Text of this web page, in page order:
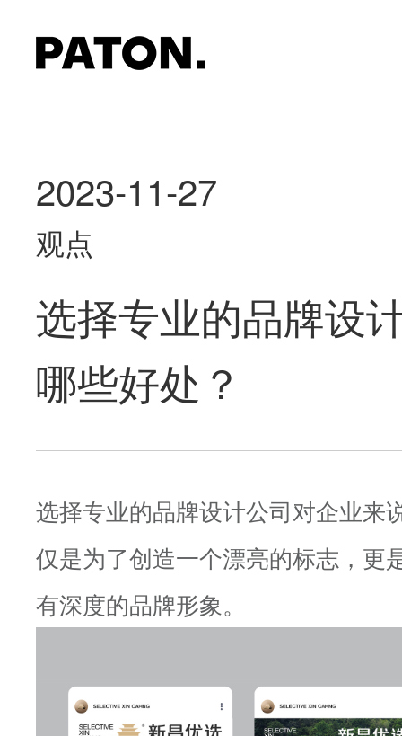
2023-11-27
观点
选择专业的品牌设
哪些好处？
选择专业的品牌设计公司对企业来
仅是为了创造一个漂亮的标志，更
有深度的品牌形象。